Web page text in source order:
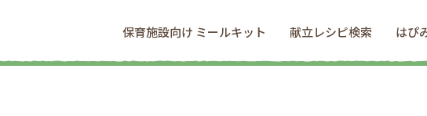
保育施設向け ミールキット 献立レシピ検索 はぴ